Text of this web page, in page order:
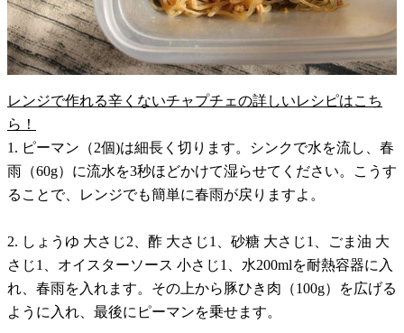
レンジで作れる辛くないチャプチェの詳しいレシピはこち
ら！
1. ピーマン（2個)は細長く切ります。シンクで水を流し、春
雨（60g）に流水を3秒ほどかけて湿らせてください。こうす
ることで、レンジでも簡単に春雨が戻りますよ。
2. しょうゆ 大さじ2、酢 大さじ1、砂糖 大さじ1、ごま油 大
さじ1、オイスターソース 小さじ1、水200mlを耐熱容器に入
れ、春雨を入れます。その上から豚ひき肉（100g）を広げる
ように入れ、最後にピーマンを乗せます。